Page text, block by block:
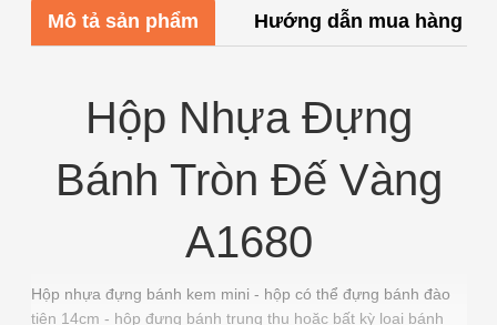
Mô tả sản phẩm Hướng dẫn mua hàng
Hộp Nhựa Đựng
Bánh Tròn Đế Vàng
A1680
Hộp nhựa đựng bánh kem mini - hộp có thể đựng bánh đào
tiên 14cm - hộp đựng bánh trung thu hoặc bất kỳ loại bánh